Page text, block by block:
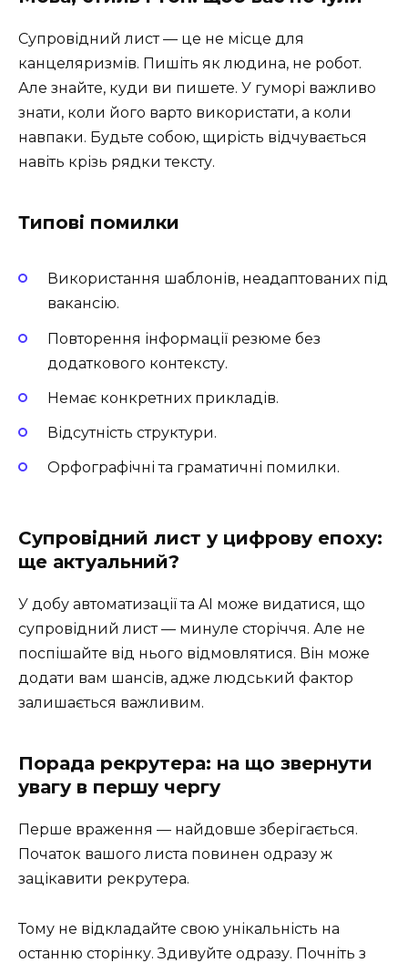
Супровідний лист — це не місце для
канцеляризмів. Пишіть як людина, не робот.
Але знайте, куди ви пишете. У гуморі важливо
знати, коли його варто використати, а коли
навпаки. Будьте собою, щирість відчувається
навіть крізь рядки тексту.
Типові помилки
Використання шаблонів, неадаптованих під
вакансію.
Повторення інформації резюме без
додаткового контексту.
Немає конкретних прикладів.
Відсутність структури.
Орфографічні та граматичні помилки.
Супровідний лист у цифрову епоху:
ще актуальний?
У добу автоматизації та AI може видатися, що
супровідний лист — минуле сторіччя. Але не
поспішайте від нього відмовлятися. Він може
додати вам шансів, адже людський фактор
залишається важливим.
Порада рекрутера: на що звернути
увагу в першу чергу
Перше враження — найдовше зберігається.
Початок вашого листа повинен одразу ж
зацікавити рекрутера.
Тому не відкладайте свою унікальність на
останню сторінку. Здивуйте одразу. Почніть з